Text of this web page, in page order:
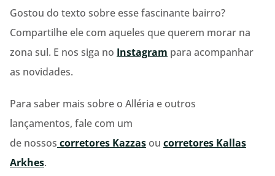
Gostou do texto sobre esse fascinante bairro?
Compartilhe ele com aqueles que querem morar na
zona sul. E nos siga no Instagram para acompanhar
as novidades.
Para saber mais sobre o Alléria e outros
lançamentos, fale com um
de nossos corretores Kazzas ou corretores Kallas
Arkhes.